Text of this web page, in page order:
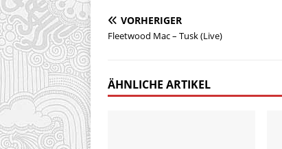
VORHERIGER
Fleetwood Mac – Tusk (Live)
ÄHNLICHE ARTIKEL